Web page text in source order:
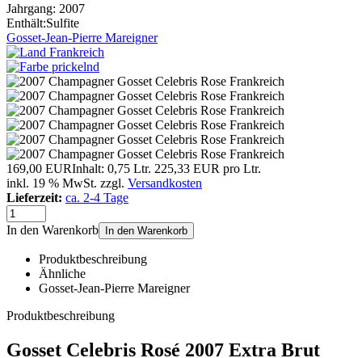
Jahrgang: 2007
Enthält:Sulfite
Gosset-Jean-Pierre Mareigner
169,00 EURInhalt: 0,75 Ltr. 225,33 EUR pro Ltr.
inkl. 19 % MwSt. zzgl. Versandkosten
Lieferzeit: ca. 2-4 Tage
In den Warenkorb In den Warenkorb
Produktbeschreibung
Ähnliche
Gosset-Jean-Pierre Mareigner
Produktbeschreibung
Gosset Celebris Rosé 2007 Extra Brut